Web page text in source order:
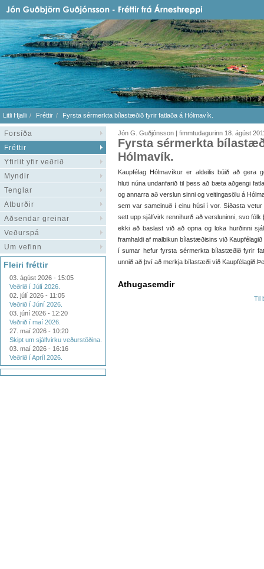
Litli Hjalli Fréttir Fyrsta sérmerkta bílastæðið fyrir fatlaða á Hólmavík.
Forsíða
Fréttir
Yfirlit yfir veðrið
Myndir
Tenglar
Atburðir
Aðsendar greinar
Veðurspá
Um vefinn
Fleiri fréttir
03. ágúst 2026 - 15:05
Veðrið í Júlí 2026.
02. júlí 2026 - 11:05
Veðrið í Júní 2026.
03. júní 2026 - 12:20
Veðrið í maí 2026.
27. maí 2026 - 10:20
Skipt um sjálfvirku veðurstöðina.
03. maí 2026 - 16:16
Veðrið í Apríl 2026.
Jón G. Guðjónsson | fimmtudagurinn 18. ágúst
Fyrsta sérmerkta
Hólmavík.
Kaupfélag Hólmavíkur er aldeilis búið að gera
hluti núna undanfarið til þess að bæta aðgengi
og annarra að verslun sinni og veitingasölu á
sem var sameinuð í einu húsi í vor. Síðasta vetur
sett upp sjálfvirk rennihurð að versluninni, svo fólk
ekki að baslast við að opna og loka hurðinni
framhaldi af malbikun bílastæðisins við Kaupfélagið
í sumar hefur fyrsta sérmerkta bílastæðið fyrir
unnið að því að merkja bílastæði við
Athugasemdir
Til